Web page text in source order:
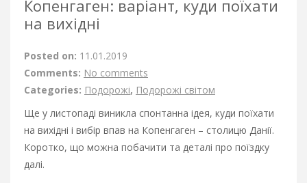
Копенгаген: варіант, куди поїхати
на вихідні
Posted on: 11.01.2019
Comments: No comments
Categories: Подорожі, Подорожі світом
Ще у листопаді виникла спонтанна ідея, куди поїхати
на вихідні і вибір впав на Копенгаген – столицю Данії.
Коротко, що можна побачити та деталі про поїздку
далі.